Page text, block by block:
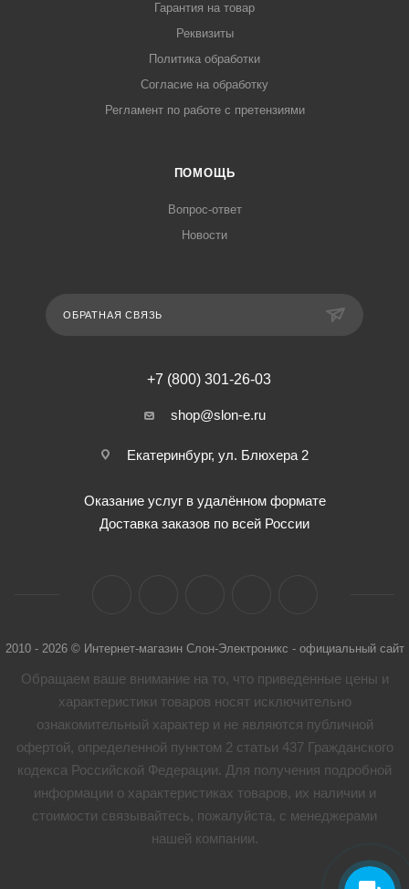
Гарантия на товар
Реквизиты
Политика обработки
Согласие на обработку
Регламент по работе с претензиями
ПОМОЩЬ
Вопрос-ответ
Новости
ОБРАТНАЯ СВЯЗЬ
+7 (800) 301-26-03
shop@slon-e.ru
Екатеринбург, ул. Блюхера 2
Оказание услуг в удалённом формате
Доставка заказов по всей России
2010 - 2026 © Интернет-магазин Слон-Электроникс - официальный сайт
Обращаем ваше внимание на то, что приведенные цены и
характеристики товaров носят исключительно
ознакомительный характер и не являются публичной
офертой, определенной пунктом 2 статьи 437 Гражданского
кодекса Российской Федерации. Для получения подробной
информации о характеристиках товaров, их наличии и
стоимости связывайтесь, пожалуйста, с менеджерами
нашей компании.